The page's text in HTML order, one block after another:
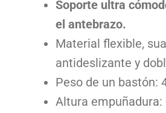
Soporte ultra
el antebrazo.
Material flexible,
antideslizante y
Peso de un bastón:
Altura empuñadura: